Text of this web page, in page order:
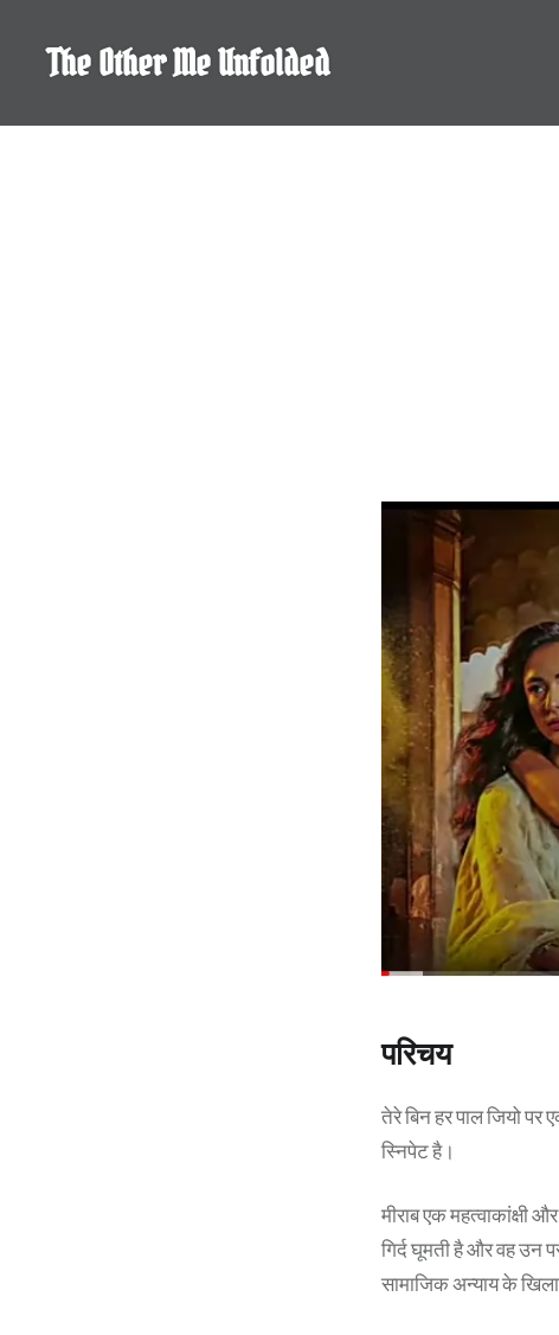
contentThe Other Me Unfolded
परिचय
तेरे बिन हर पाल जियो
स्निपेट है।
मीराब एक महत्वाकांक्षी
गिर्द घूमती है और वह उन
सामाजिक अन्याय के